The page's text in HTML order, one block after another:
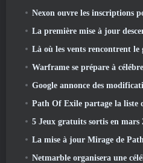
Nexon ouvre les inscriptions pour le test en
La première mise à jour descendante de mars pour
Là où les vents rencontrent le guide de
Warframe se prépare à célébrer le numéro porte-
Google annonce des modifications sur Android,
Path Of Exile partage la liste des
5 Jeux gratuits sortis en mars
La mise à jour Mirage de
Netmarble organisera une célébration en personne à Los